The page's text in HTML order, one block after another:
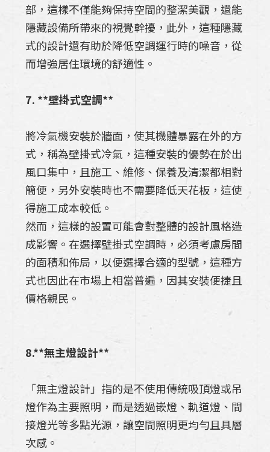
部，這樣不僅能夠保持空間的整潔美觀，還能
隱藏設備所帶來的視覺幹擾，此外，這種隱藏
式的設計還有助於降低空調運行時的噪音，從
而增強居住環境的舒適性。
7. **壁掛式空調**
將冷氣機安裝於牆面，使其機體暴露在外的方
式，稱為壁掛式冷氣，這種安裝的優勢在於出
風口集中，且施工、維修、保養及清潔都相對
簡便，另外安裝時也不需要降低天花板，這使
得施工成本較低。
然而，這樣的設置可能會對整體的設計風格造
成影響。在選擇壁掛式空調時，必須考慮房間
的面積和佈局，以便選擇合適的型號，這種方
式也因此在市場上相當普遍，因其安裝便捷且
價格親民。
8.**無主燈設計**
「無主燈設計」指的是不使用傳統吸頂燈或吊
燈作為主要照明，而是透過嵌燈、軌道燈、間
接燈光等多點光源，讓空間照明更均勻且具層
次感。